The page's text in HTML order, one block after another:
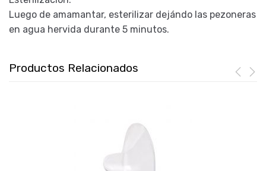
Luego de amamantar, esterilizar dejándo las pezoneras
en agua hervida durante 5 minutos.
Productos Relacionados